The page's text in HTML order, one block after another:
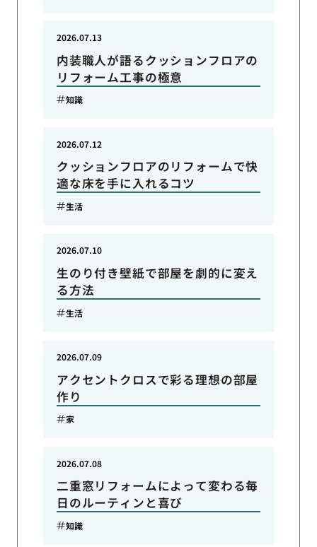
内装職人が語るクッションフロアの
リフォーム工事の極意
2026.07.13
知識
クッションフロアのリフォームで快
適な床を手に入れるコツ
2026.07.12
生活
生のり付き壁紙で部屋を劇的に変え
る方法
2026.07.10
生活
アクセントクロスで彩る理想の部屋
作り
2026.07.09
家
二重窓リフォームによって変わる毎
日のルーティンと喜び
2026.07.08
知識